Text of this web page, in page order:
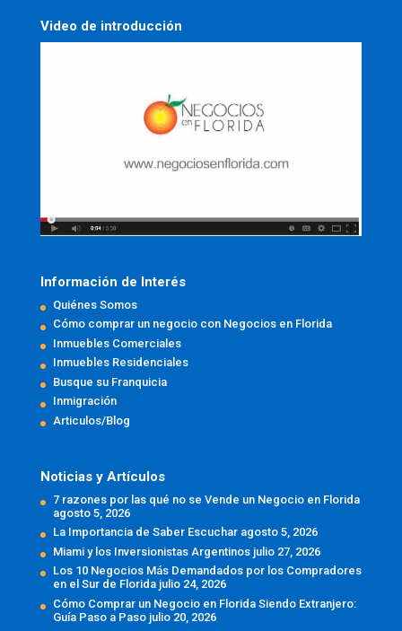
Video de introducción
Información de Interés
Quiénes Somos
Cómo comprar un negocio con Negocios en Florida
Inmuebles Comerciales
Inmuebles Residenciales
Busque su Franquicia
Inmigración
Articulos/Blog
Noticias y Artículos
7 razones por las qué no se Vende un Negocio en Florida
agosto 5, 2026
La Importancia de Saber Escuchar agosto 5, 2026
Miami y los Inversionistas Argentinos julio 27, 2026
Los 10 Negocios Más Demandados por los Compradores
en el Sur de Florida julio 24, 2026
Cómo Comprar un Negocio en Florida Siendo Extranjero:
Guía Paso a Paso julio 20, 2026